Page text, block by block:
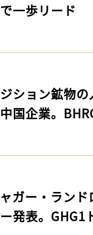
一歩リード
ジション鉱物
国企業。
ャガー・ラン
発表。GHG1